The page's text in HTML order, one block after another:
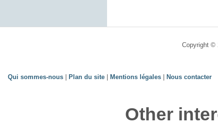
Copyright ©
Qui sommes-nous Plan du site Mentions légales Nous contacter
Other